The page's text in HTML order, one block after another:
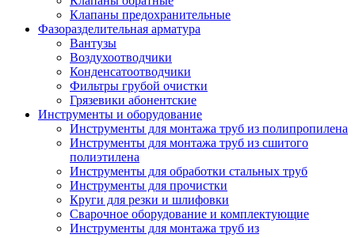
Клапаны предохранительные
Фазоразделительная арматура
Вантузы
Воздухоотводчики
Конденсатоотводчики
Фильтры грубой очистки
Грязевики абонентские
Инструменты и оборудование
Инструменты для монтажа труб из полипропилена
Инструменты для монтажа труб из сшитого
полиэтилена
Инструменты для обработки стальных труб
Инструменты для прочистки
Круги для резки и шлифовки
Сварочное оборудование и комплектующие
Инструменты для монтажа труб из